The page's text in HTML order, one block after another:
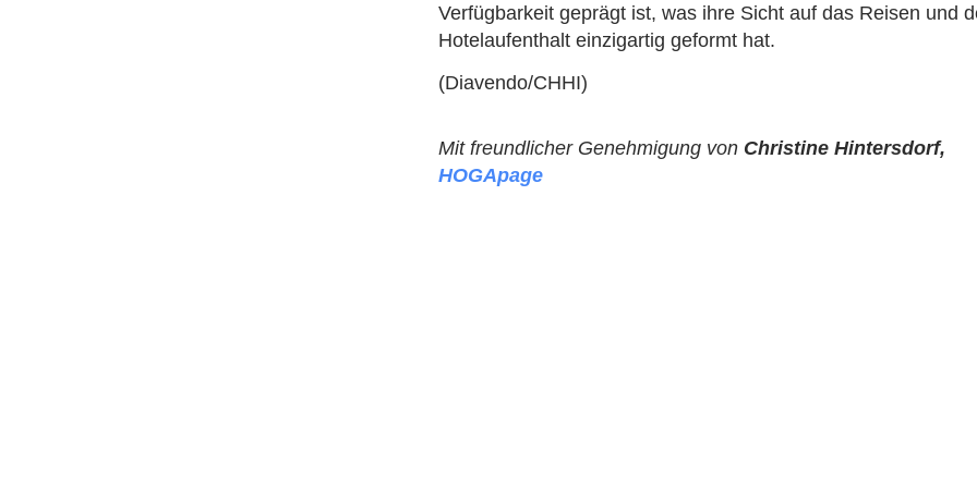
Verfügbarkeit geprägt ist, was ihre Sicht auf das Reisen und
Hotelaufenthalt einzigartig geformt hat.
(Diavendo/CHHI)
Mit freundlicher Genehmigung von Christine Hintersdorf,
HOGApage